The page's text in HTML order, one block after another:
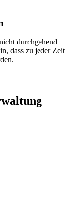
durchgehend
dass zu jeder Zeit